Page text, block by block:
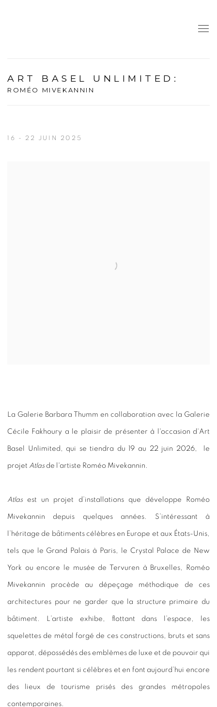
ART BASEL UNLIMITED :
ROMÉO MIVEKANNIN
16 - 22 JUIN 2025
La Galerie Barbara Thumm en collaboration avec la Galerie
Cécile Fakhoury a le plaisir de présenter à l'occasion d'Art
Basel Unlimited, qui se tiendra du 19 au 22 juin 2026, le
projet Atlasde l'artiste Roméo Mivekannin.
Atlasest un projet d’installations que développe Roméo
Mivekannin depuis quelques années. S’intéressant à
l’héritage de bâtiments célèbres en Europe et aux États-Unis,
tels que le Grand Palais à Paris, le Crystal Palace de New
York ou encore le musée de Tervuren à Bruxelles, Roméo
Mivekannin procède au dépeçage méthodique de ces
architectures pour ne garder que la structure primaire du
bâtiment. L’artiste exhibe, flottant dans l’espace, les
squelettes de métal forgé de ces constructions, bruts et sans
apparat, dépossédés des emblèmes de luxe et de pouvoir qui
les rendent pourtant si célèbres et en font aujourd’hui encore
des lieux de tourisme prisés des grandes métropoles
contemporaines.